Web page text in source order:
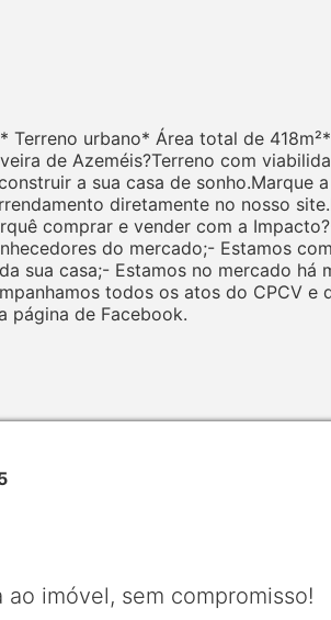
Terreno urbano* Área total de
de Azeméis?Terreno com
a sua casa de sonho.Marque
diretamente no nosso
comprar e vender com a
do mercado;- Estamos
sua casa;- Estamos no mercado há
todos os atos do CPCV e
página de Facebook.
imóvel, sem compromisso!